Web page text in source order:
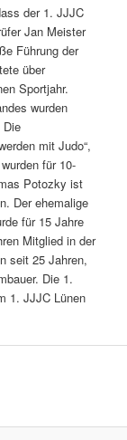
der 1. JJJC
Jan Meister
Führung der
über
Sportjahr.
wurden
Die
mit Judo“,
für 10-
Potozky ist
Der ehemalige
für 15 Jahre
Mitglied in der
seit 25 Jahren,
Die 1.
1. JJJC Lünen